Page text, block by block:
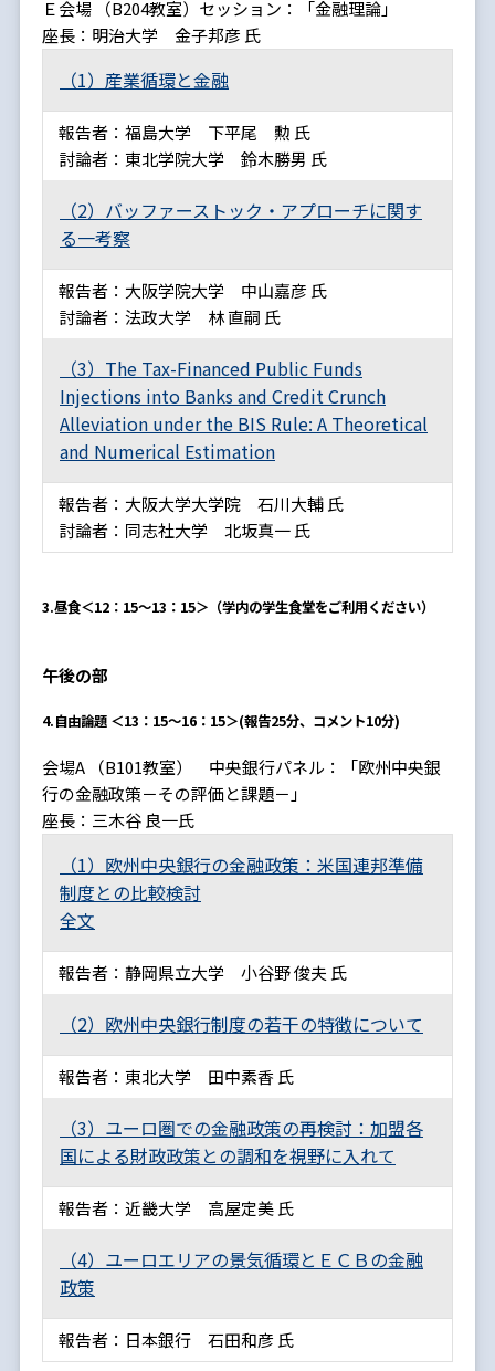
Ｅ会場 （B204教室）セッション：「金融理論」
座長：明治大学 金子邦彦 氏
（1）産業循環と金融
報告者：福島大学 下平尾 勲 氏
討論者：東北学院大学 鈴木勝男 氏
（2）バッファーストック・アプローチに関す
る一考察
報告者：大阪学院大学 中山嘉彦 氏
討論者：法政大学 林 直嗣 氏
（3）The Tax-Financed Public Funds
Injections into Banks and Credit Crunch
Alleviation under the BIS Rule: A Theoretical
and Numerical Estimation
報告者：大阪大学大学院 石川大輔 氏
討論者：同志社大学 北坂真一 氏
3.昼食＜12：15～13：15＞ （学内の学生食堂をご利用ください）
午後の部
4.自由論題 ＜13：15～16：15＞(報告25分、コメント10分)
会場A （B101教室） 中央銀行パネル：「欧州中央銀
行の金融政策－その評価と課題－」
座長：三木谷 良一氏
（1）欧州中央銀行の金融政策：米国連邦準備
制度との比較検討
全文
報告者：静岡県立大学 小谷野 俊夫 氏
（2）欧州中央銀行制度の若干の特徴について
報告者：東北大学 田中素香 氏
（3）ユーロ圏での金融政策の再検討：加盟各
国による財政政策との調和を視野に入れて
報告者：近畿大学 高屋定美 氏
（4）ユーロエリアの景気循環とＥＣＢの金融
政策
報告者：日本銀行 石田和彦 氏